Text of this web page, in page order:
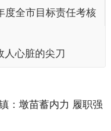
度全市目标责任考核
人心脏的尖刀
：墩苗蓄内力 履职强